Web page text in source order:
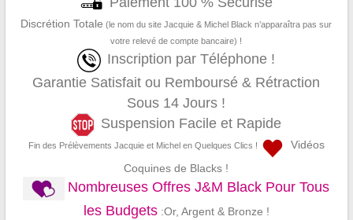
Discrétion Totale (le nom du site Jacquie & Michel Black n’apparaîtra pas sur
votre relevé de compte bancaire) !
Inscription par Téléphone !
Garantie Satisfait ou Remboursé & Rétraction
Sous 14 Jours !
Suspension Facile et Rapide
Fin des Prélèvements Jacquie et Michel en Quelques Clics !
Vidéos
Coquines de Blacks !
Nombreuses Offres J&M Black Pour Tous
les Budgets:Or, Argent & Bronze !